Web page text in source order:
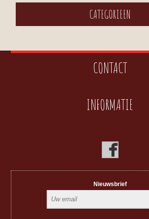
CATEGORIEEN
CONTACT
INFORMATIE
Nieuwsbrief